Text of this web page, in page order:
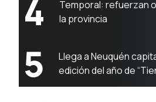
4
Temporal: refuerzan
la provincia
5
Llega a Neuquén
edición del año de